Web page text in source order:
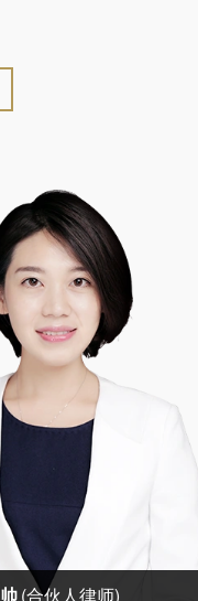
(合伙人律师)